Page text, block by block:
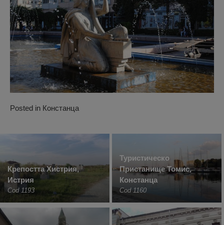
Posted in Констанца
Крепостта Хистрия,
Истрия
Cod 1193
Туристическо
Пристанище Томис,
Констанца
Cod 1160